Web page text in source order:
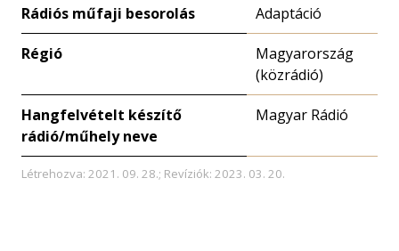
Rádiós műfaji besorolás Adaptáció
Régió
Magyarország
(közrádió)
Hangfelvételt készítő
rádió/műhely neve
Magyar Rádió
Létrehozva: 2021. 09. 28.; Revíziók: 2023. 03. 20.